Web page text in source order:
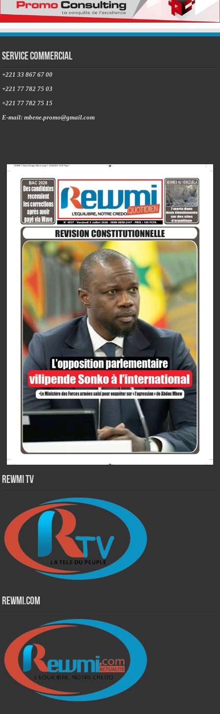
Service commercial
+221 33 867 67 00
+221 77 782 75 03
+221 77 782 75 15
E-mail: mbene.promo@gmail.com
Rewmi TV
Rewmi.Com